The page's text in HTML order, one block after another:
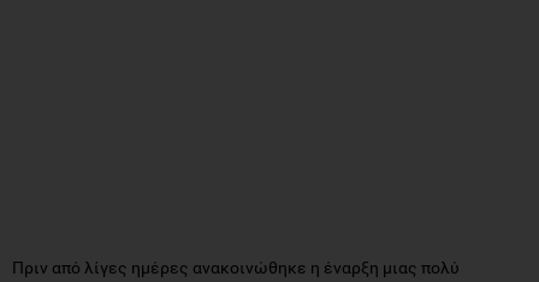
Πριν από λίγες ημέρες ανακοινώθηκε η έναρξη μιας πολύ